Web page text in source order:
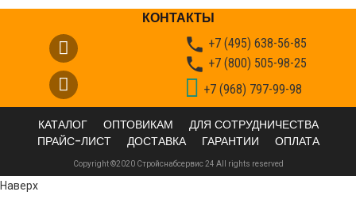
КОНТАКТЫ
 +7 (495) 638-56-85
 +7 (800) 505-98-25
+7 (968) 797-99-98
КАТАЛОГ ОПТОВИКАМ
ДЛЯ СОТРУДНИЧЕСТВА
ПРАЙС-ЛИСТ
ДОСТАВКА ГАРАНТИИ ОПЛАТА
Copyright ©2020 Стройснабсервис 24 All rights reserved
Наверх